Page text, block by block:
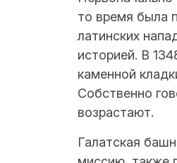
то время была
латинских
историей. В
каменной
Собственно
возрастают.
Галатская